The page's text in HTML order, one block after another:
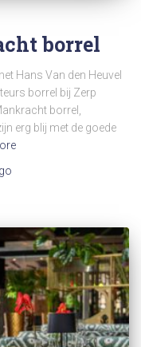
borrel
Hans Van den Heuvel
borrel bij Zerp
borrel,
erg blij met de goede